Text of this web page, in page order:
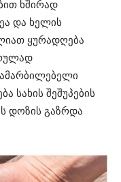
ხშირად
და ხელის
ყურადღება
სახის შეშუპების
დოზის გაზრდა